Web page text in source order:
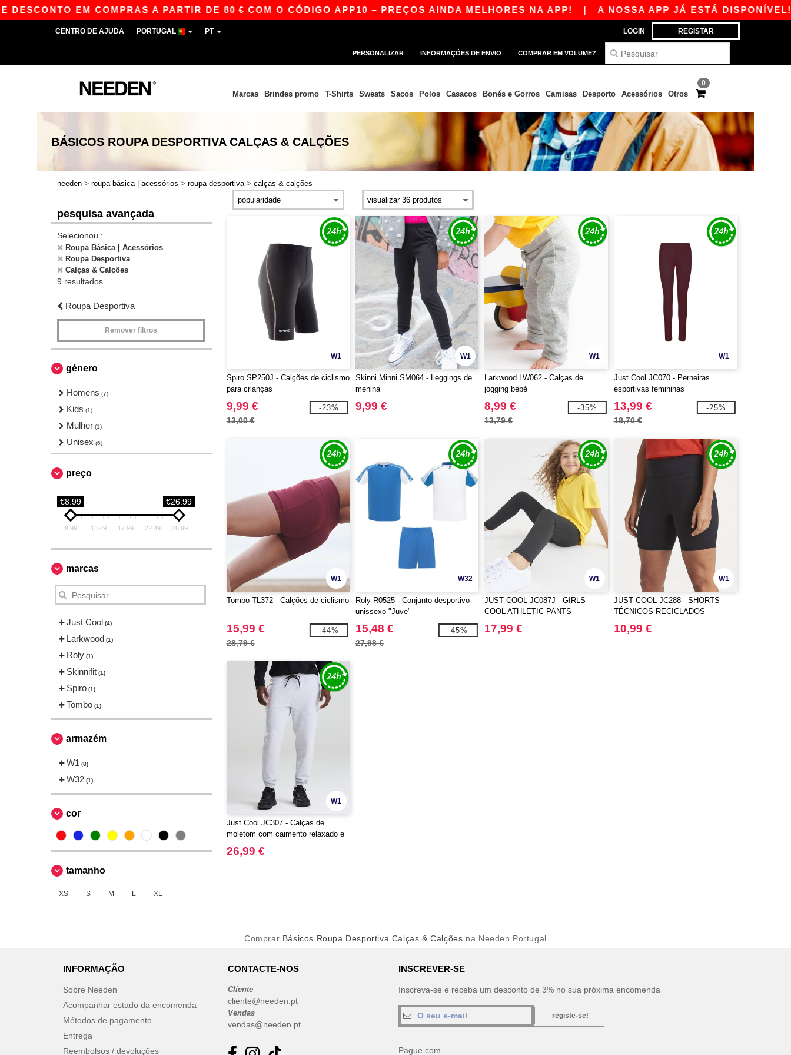
EM COMPRAS A PARTIR DE 80 € COM O CÓDIGO APP10 – PREÇOS AINDA MELHORES NA APP!| A NOSSA APP JÁ ESTÁ DISPONÍVEL! 10
LOGIN REGISTAR
CENTRO DE AJUDA PORTUGAL PT
PERSONALIZAR INFORMAÇÕES DE ENVIO COMPRAR EM VOLUME?
0
Marcas Brindes promo T-Shirts Sweats Sacos Polos Casacos Bonés e Gorros Camisas Desporto Acessórios Otros
BÁSICOS ROUPA DESPORTIVA CALÇAS & CALÇÕES
needen > roupa básica | acessórios > roupa desportiva > calças & calções
pesquisa avançada
Selecionou :
Roupa Básica | Acessórios
Roupa Desportiva
Calças & Calções
9 resultados.
Roupa Desportiva
Remover filtros
género
Homens (7)
Kids (1)
Mulher (1)
Unisex (6)
preço
€8.99 €26.99
8.99 13.49 17.99 22.49 26.99
marcas
Just Cool (4)
Larkwood (1)
Roly (1)
Skinnifit (1)
Spiro (1)
Tombo (1)
armazém
W1 (8)
W32 (1)
cor
tamanho
XS S M L XL
W1
Spiro SP250J - Calções de ciclismo
para crianças
9,99 €
13,00 €
-23%
W1
Skinni Minni SM064 - Leggings de
menina
9,99 €
W1
Larkwood LW062 - Calças de
jogging bebé
8,99 €
13,79 €
-35%
W1
Just Cool JC070 - Perneiras
esportivas femininas
13,99 €
18,70 €
-25%
W1
Tombo TL372 - Calções de ciclismo
15,99 €
28,79 €
-44%
W32
Roly R0525 - Conjunto desportivo
unissexo "Juve"
15,48 €
27,98 €
-45%
W1
JUST COOL JC087J - GIRLS
COOL ATHLETIC PANTS
17,99 €
W1
JUST COOL JC288 - SHORTS
TÉCNICOS RECICLADOS
FEMININOS
10,99 €
W1
Just Cool JC307 - Calças de
moletom com caimento relaxado e
pernas afuniladas
26,99 €
Comprar Básicos Roupa Desportiva Calças & Calções na Needen Portugal
INFORMAÇÃO
Sobre Needen
Acompanhar estado da encomenda
Métodos de pagamento
Entrega
Reembolsos / devoluções
CONTACTE-NOS
Cliente
cliente@needen.pt
Vendas
vendas@needen.pt
INSCREVER-SE
Inscreva-se e receba um desconto de 3% no sua próxima encomenda
registe-se!
Pague com